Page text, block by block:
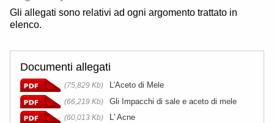
Gli allegati sono relativi ad ogni argomento trattato in
elenco.
Documenti allegati
(75,829 Kb) L'Aceto di Mele
(66,219 Kb) Gli Impacchi di sale e aceto di mele
(60,013 Kb) L' Acne